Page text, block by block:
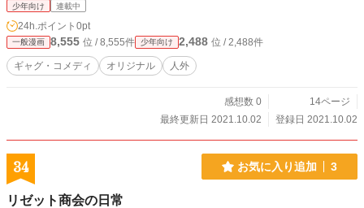
少年向け 連載中
24h.ポイント 0pt
一般漫画 8,555 位 / 8,555件 少年向け 2,488 位 / 2,488件
ギャグ・コメディ オリジナル 人外
感想数 0
14ページ
最終更新日 2021.10.02
登録日 2021.10.02
34 お気に入り追加 3
リゼット商会の日常